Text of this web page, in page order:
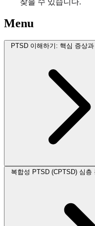
Menu
PTSD 이해하기: 핵심 증상
복합성 PTSD (CPTSD) 심